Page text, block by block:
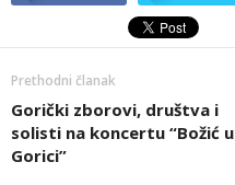
Prethodni članak
Gorički zborovi, društva i
solisti na koncertu “Božić u
Gorici”